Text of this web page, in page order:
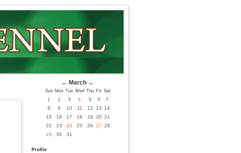
BBS
← March →
Sun Mon Tue Wed Thu Fri Sat
1 2 3 4 5 6
7
8
9 10 11 12 13
14
15
16 17 18 19 20 21
22
23 24 25 26 27 28
29
30 31
Profile